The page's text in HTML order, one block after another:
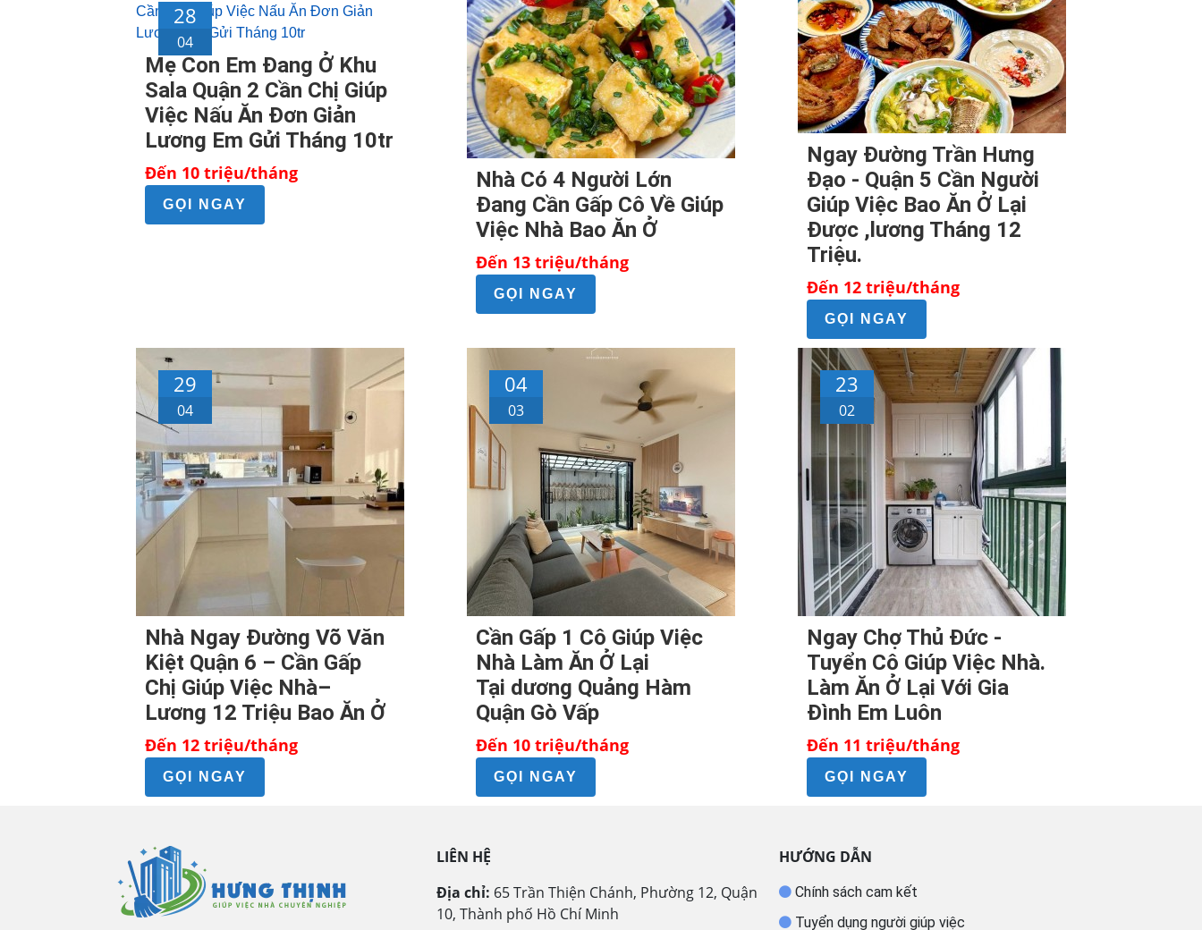
28
04
Mẹ Con Em Đang Ở Khu
Sala Quận 2 Cần Chị Giúp
Việc Nấu Ăn Đơn Giản
Lương Em Gửi Tháng 10tr
Đến 10 triệu/tháng
GỌI NGAY
Nhà Có 4 Người Lớn
Đang Cần Gấp Cô Về Giúp
Việc Nhà Bao Ăn Ở
Đến 13 triệu/tháng
GỌI NGAY
Ngay Đường Trần Hưng
Đạo - Quận 5 Cần Người
Giúp Việc Bao Ăn Ở Lại
Được ,lương Tháng 12
Triệu.
Đến 12 triệu/tháng
GỌI NGAY
29
04
Nhà Ngay Đường Võ Văn
Kiệt Quận 6 – Cần Gấp
Chị Giúp Việc Nhà–
Lương 12 Triệu Bao Ăn Ở
Đến 12 triệu/tháng
GỌI NGAY
04
03
Cần Gấp 1 Cô Giúp Việc
Nhà Làm Ăn Ở Lại
Tại dương Quảng Hàm
Quận Gò Vấp
Đến 10 triệu/tháng
GỌI NGAY
23
02
Ngay Chợ Thủ Đức -
Tuyển Cô Giúp Việc Nhà.
Làm Ăn Ở Lại Với Gia
Đình Em Luôn
Đến 11 triệu/tháng
GỌI NGAY
LIÊN HỆ
Địa chỉ: 65 Trần Thiện Chánh, Phường 12, Quận
10, Thành phố Hồ Chí Minh
HƯỚNG DẪN
Chính sách cam kết
Tuyển dụng người giúp việc